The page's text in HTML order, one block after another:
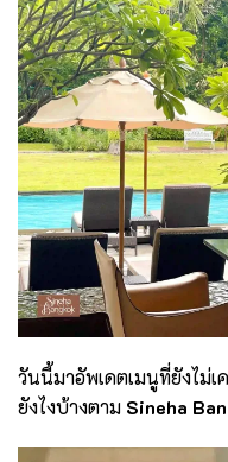
วันนี้มาอัพเดตเมนูที่ยังไม่
ยังไงบ้างตาม Sineha